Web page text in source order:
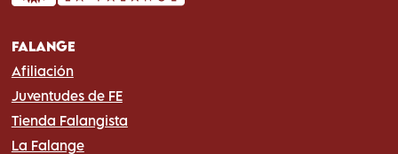
FALANGE
Afiliación
Juventudes de FE
Tienda Falangista
La Falange